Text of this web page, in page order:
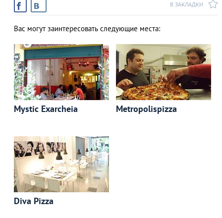
В ЗАКЛАДКИ
Вас могут заинтересовать следующие места:
Mystic Exarcheia Metropolispizza
Diva Pizza